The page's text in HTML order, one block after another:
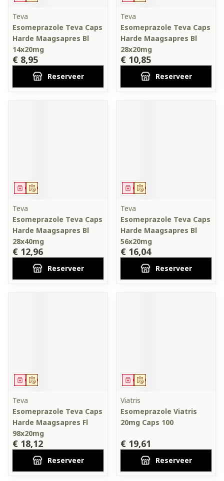
Teva
Esomeprazole Teva Caps
Harde Maagsapres Bl
14x20mg
€ 8,95
Reserveer
Teva
Esomeprazole Teva Caps
Harde Maagsapres Bl
28x20mg
€ 10,85
Reserveer
Op voorschrift
Geneesmiddel
Teva
Esomeprazole Teva Caps
Harde Maagsapres Bl
28x40mg
€ 12,96
Reserveer
Op voorschrift
Geneesmiddel
Teva
Esomeprazole Teva Caps
Harde Maagsapres Bl
56x20mg
€ 16,04
Reserveer
Op voorschrift
Geneesmiddel
Teva
Esomeprazole Teva Caps
Harde Maagsapres Fl
98x20mg
€ 18,12
Reserveer
Op voorschrift
Geneesmiddel
Viatris
Esomeprazole Viatris
20mg Caps 100
€ 19,61
Reserveer